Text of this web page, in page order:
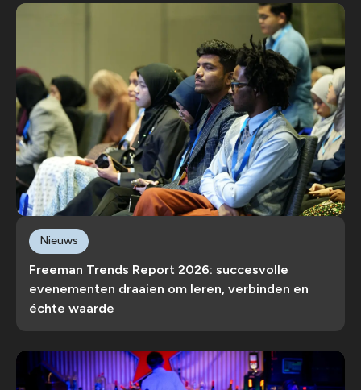
Freeman Trends Report 2026: succesvolle
evenementen draaien om leren, verbinden en
échte waarde
Nieuws